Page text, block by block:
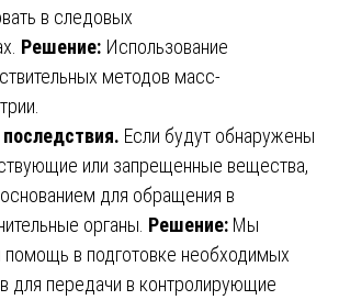
в следовых
Решение: Использование
методов масс-
Если будут обнаружены
или запрещенные вещества,
основанием для обращения в
органы. Решение: Мы
в подготовке необходимых
для передачи в контролирующие